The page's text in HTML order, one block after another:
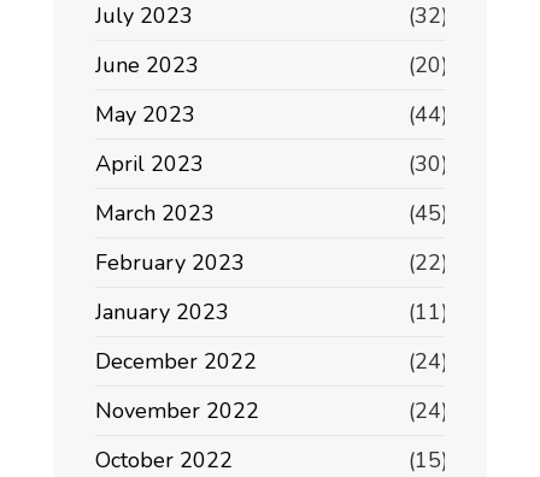
July 2023
(32)
June 2023
(20)
May 2023
(44)
April 2023
(30)
March 2023
(45)
February 2023
(22)
January 2023
(11)
December 2022
(24)
November 2022
(24)
October 2022
(15)